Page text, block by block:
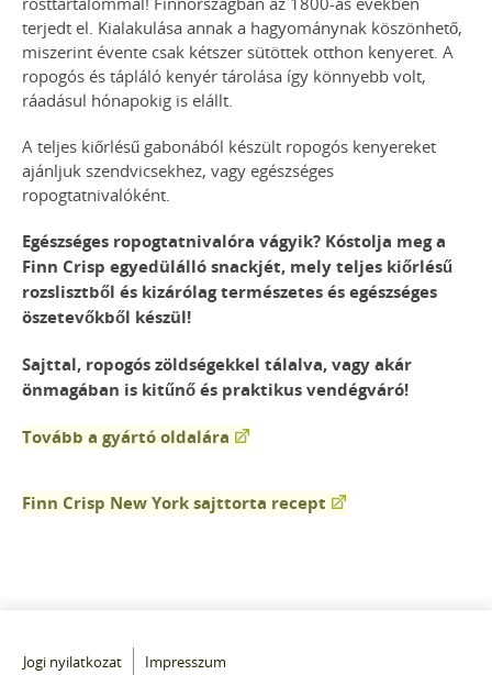
terjedt el. Kialakulása annak a hagyománynak köszönhető,
miszerint évente csak kétszer sütöttek otthon kenyeret. A
ropogós és tápláló kenyér tárolása így könnyebb volt,
ráadásul hónapokig is elállt.
A teljes kiőrlésű gabonából készült ropogós kenyereket
ajánljuk szendvicsekhez, vagy egészséges
ropogtatnivalóként.
Egészséges ropogtatnivalóra vágyik? Kóstolja meg a
Finn Crisp egyedülálló snackjét, mely teljes kiőrlésű
rozslisztből és kizárólag természetes és egészséges
öszetevőkből készül!
Sajttal, ropogós zöldségekkel tálalva, vagy akár
önmagában is kitűnő és praktikus vendégváró!
Tovább a gyártó oldalára
Finn Crisp New York sajttorta recept
Jogi nyilatkozat Impresszum